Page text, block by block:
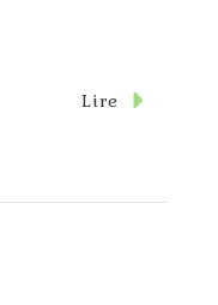
Lire